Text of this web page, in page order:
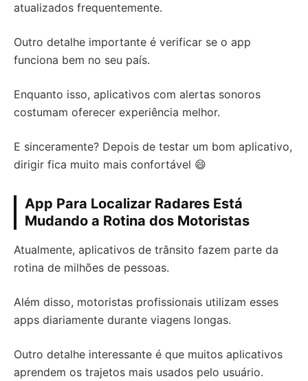
atualizados frequentemente.
Outro detalhe importante é verificar se o app
funciona bem no seu país.
Enquanto isso, aplicativos com alertas sonoros
costumam oferecer experiência melhor.
E sinceramente? Depois de testar um bom aplicativo,
dirigir fica muito mais confortável 😄
App Para Localizar Radares Está
Mudando a Rotina dos Motoristas
Atualmente, aplicativos de trânsito fazem parte da
rotina de milhões de pessoas.
Além disso, motoristas profissionais utilizam esses
apps diariamente durante viagens longas.
Outro detalhe interessante é que muitos aplicativos
aprendem os trajetos mais usados pelo usuário.